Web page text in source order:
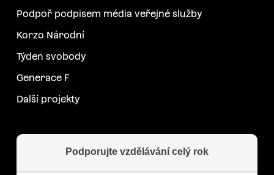
Podpoř podpisem média veřejné služby
Korzo Národní
Týden svobody
Generace F
Další projekty